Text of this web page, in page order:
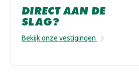
DIRECT AAN DE
SLAG?
Bekijk onze vestigingen